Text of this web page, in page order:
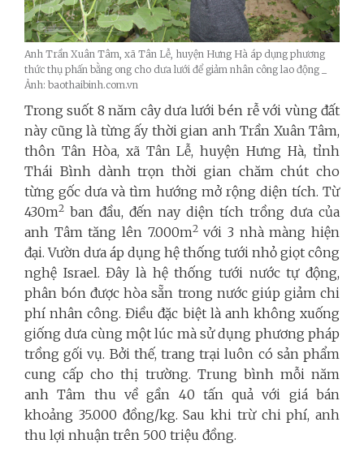
Anh Trần Xuân Tâm, xã Tân Lễ, huyện Hưng Hà áp dụng phương
thức thụ phấn bằng ong cho dưa lưới để giảm nhân công lao động _
Ảnh: baothaibinh.com.vn
Trong suốt 8 năm cây dưa lưới bén rễ với vùng đất
này cũng là từng ấy thời gian anh Trần Xuân Tâm,
thôn Tân Hòa, xã Tân Lễ, huyện Hưng Hà, tỉnh
Thái Bình dành trọn thời gian chăm chút cho
từng gốc dưa và tìm hướng mở rộng diện tích. Từ
430m2 ban đầu, đến nay diện tích trồng dưa của
anh Tâm tăng lên 7.000m2với 3 nhà màng hiện
đại. Vườn dưa áp dụng hệ thống tưới nhỏ giọt công
nghệ Israel. Đây là hệ thống tưới nước tự động,
phân bón được hòa sẵn trong nước giúp giảm chi
phí nhân công. Điều đặc biệt là anh không xuống
giống dưa cùng một lúc mà sử dụng phương pháp
trồng gối vụ. Bởi thế, trang trại luôn có sản phẩm
cung cấp cho thị trường. Trung bình mỗi năm
anh Tâm thu về gần 40 tấn quả với giá bán
khoảng 35.000 đồng/kg. Sau khi trừ chi phí, anh
thu lợi nhuận trên 500 triệu đồng.